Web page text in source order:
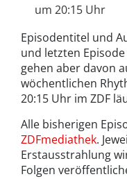
um 20:15 Uhr
Episodentitel und
und letzten
gehen aber davon
wöchentlichen
20:15 Uhr im ZDF
Alle bisherigen
ZDFmediathek.
Erstausstrahlung
Folgen